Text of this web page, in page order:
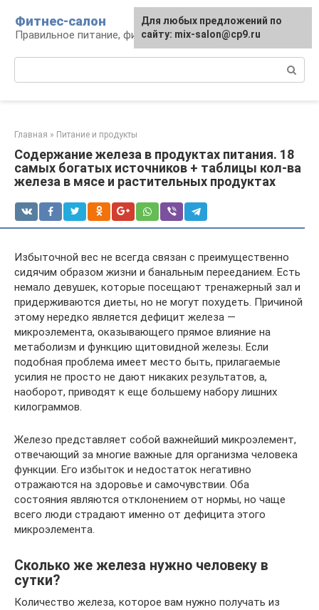
контенту
Фитнес-салон
Правильное питание, фитнес, образ жизни
Главная » Питание и продукты
Содержание железа в продуктах питания. 18
самых богатых источников + таблицы кол-ва
железа в мясе и растительных продуктах
Избыточной вес не всегда связан с преимущественно
сидячим образом жизни и банальным перееданием. Есть
немало девушек, которые посещают тренажерный зал и
придерживаются диеты, но не могут похудеть. Причиной
этому нередко является дефицит железа —
микроэлемента, оказывающего прямое влияние на
метаболизм и функцию щитовидной железы. Если
подобная проблема имеет место быть, прилагаемые
усилия не просто не дают никаких результатов, а,
наоборот, приводят к еще большему набору лишних
килограммов.
Железо представляет собой важнейший микроэлемент,
отвечающий за многие важные для организма человека
функции. Его избыток и недостаток негативно
отражаются на здоровье и самочувствии. Оба
состояния являются отклонением от нормы, но чаще
всего люди страдают именно от дефицита этого
микроэлемента.
Сколько же железа нужно человеку в
сутки?
Количество железа, которое вам нужно получать из
Для любых предложений по
сайту: mix-salon@cp9.ru